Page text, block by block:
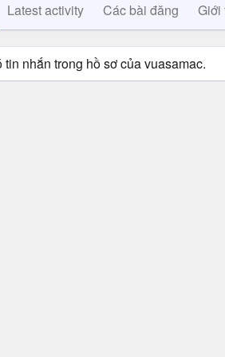
Latest activity Các bài đăng Giới
nhắn trong hồ sơ của vuasamac.